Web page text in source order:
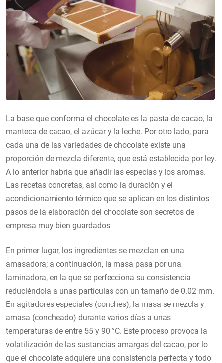
La base que conforma el chocolate es la pasta de cacao, la
manteca de cacao, el azúcar y la leche. Por otro lado, para
cada una de las variedades de chocolate existe una
proporción de mezcla diferente, que está establecida por ley.
A lo anterior habría que añadir las especias y los aromas.
Las recetas concretas, así como la duración y el
acondicionamiento térmico que se aplican en los distintos
pasos de la elaboración del chocolate son secretos de
empresa muy bien guardados.
En primer lugar, los ingredientes se mezclan en una
amasadora; a continuación, la masa pasa por una
laminadora, en la que se perfecciona su consistencia
reduciéndola a unas partículas con un tamaño de 0.02 mm.
En agitadores especiales (conches), la masa se mezcla y
amasa (concheado) durante varios días a unas
temperaturas de entre 55 y 90 °C. Este proceso provoca la
volatilización de las sustancias amargas del cacao, por lo
que el chocolate adquiere una consistencia perfecta y todo